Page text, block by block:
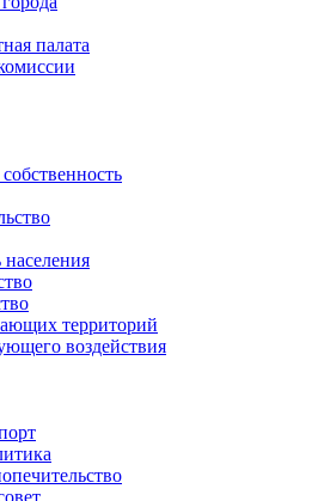
палата
населения
территорий
воздействия